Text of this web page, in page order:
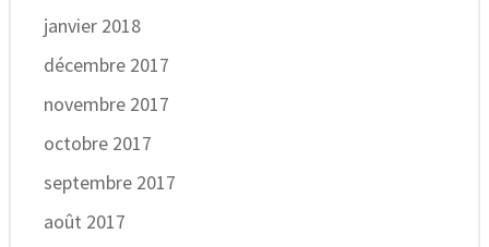
janvier 2018
décembre 2017
novembre 2017
octobre 2017
septembre 2017
août 2017